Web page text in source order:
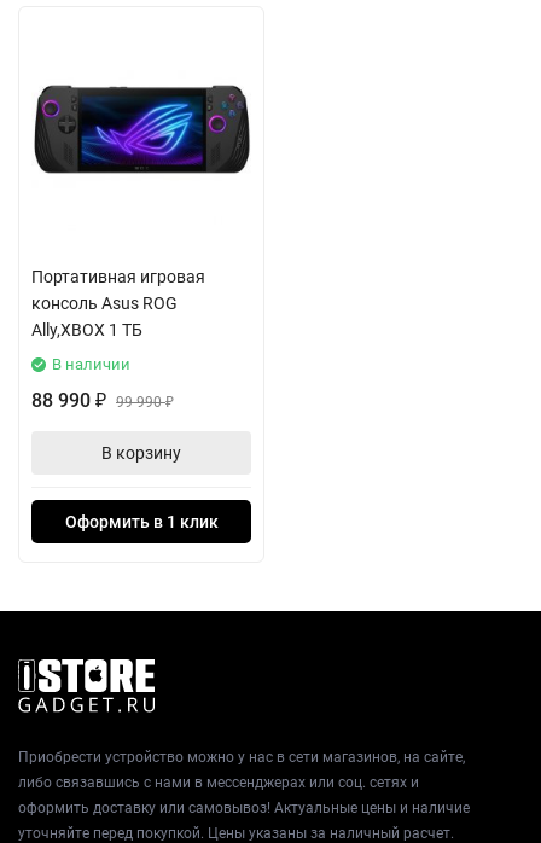
Портативная игровая
консоль Asus ROG
Ally,XBOX 1 ТБ
В наличии
88 990 ₽ 99 990₽
В корзину
Оформить в 1 клик
Приобрести устройство можно у нас в сети магазинов, на сайте,
либо связавшись с нами в мессенджерах или соц. сетях и
оформить доставку или самовывоз! Актуальные цены и наличие
уточняйте перед покупкой. Цены указаны за наличный расчет.